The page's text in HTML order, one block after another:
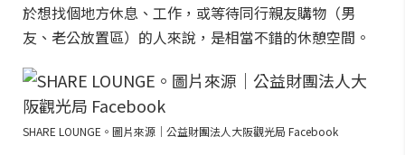
於想找個地方休息、工作，或等待同行親友購物（男
友、老公放置區）的人來說，是相當不錯的休憩空間。
SHARE LOUNGE。圖片來源｜公益財團法人大阪觀光局 Facebook